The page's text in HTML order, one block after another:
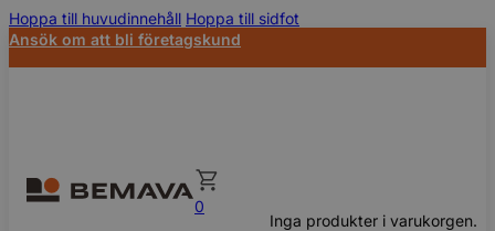
Hoppa till huvudinnehåll Hoppa till sidfot
Ansök om att bli företagskund
0
Inga produkter i varukorgen.